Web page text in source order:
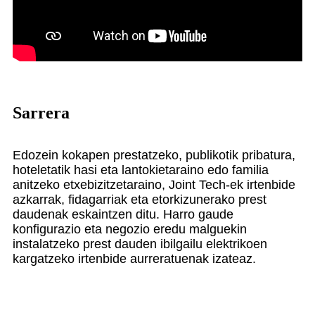
Sarrera
Edozein kokapen prestatzeko, publikotik pribatura,
hoteletatik hasi eta lantokietaraino edo familia
anitzeko etxebizitzetaraino, Joint Tech-ek irtenbide
azkarrak, fidagarriak eta etorkizunerako prest
daudenak eskaintzen ditu. Harro gaude
konfigurazio eta negozio eredu malguekin
instalatzeko prest dauden ibilgailu elektrikoen
kargatzeko irtenbide aurreratuenak izateaz.